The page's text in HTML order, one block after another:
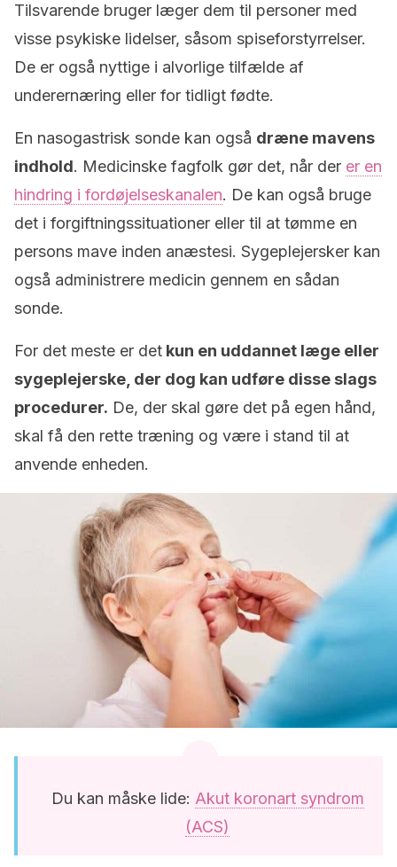
Tilsvarende bruger læger dem til personer med
visse psykiske lidelser, såsom spiseforstyrrelser.
De er også nyttige i alvorlige tilfælde af
underernæring eller for tidligt fødte.
En nasogastrisk sonde kan også dræne mavens
indhold. Medicinske fagfolk gør det, når der er en
hindring i fordøjelseskanalen. De kan også bruge
det i forgiftningssituationer eller til at tømme en
persons mave inden anæstesi. Sygeplejersker kan
også administrere medicin gennem en sådan
sonde.
For det meste er det kun en uddannet læge eller
sygeplejerske, der dog kan udføre disse slags
procedurer. De, der skal gøre det på egen hånd,
skal få den rette træning og være i stand til at
anvende enheden.
Du kan måske lide: Akut koronart syndrom
(ACS)